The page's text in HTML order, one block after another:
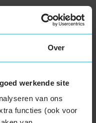
Over
werkende site
van ons
functies (ook voor